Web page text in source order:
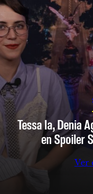
Tessa Ia, Denia
en Spoiler
Ver